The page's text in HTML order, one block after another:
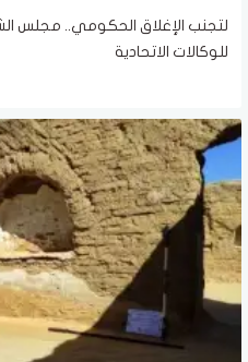
لتجنب الإغلاق الحكومي.. مجلس
للوكالات الاتحادية